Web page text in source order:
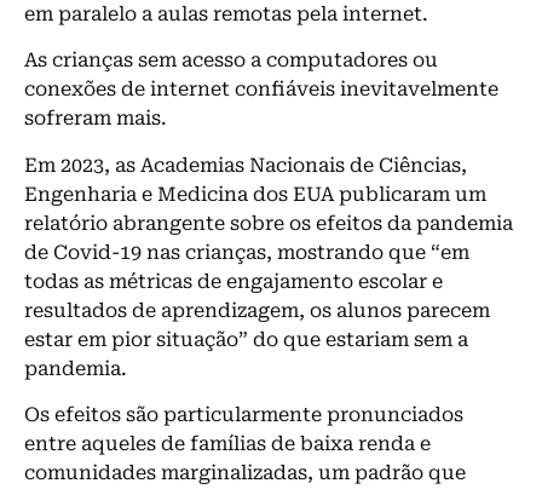
em paralelo a aulas remotas pela internet.
As crianças sem acesso a computadores ou
conexões de internet confiáveis inevitavelmente
sofreram mais.
Em 2023, as Academias Nacionais de Ciências,
Engenharia e Medicina dos EUA publicaram um
relatório abrangente sobre os efeitos da pandemia
de Covid-19 nas crianças, mostrando que “em
todas as métricas de engajamento escolar e
resultados de aprendizagem, os alunos parecem
estar em pior situação” do que estariam sem a
pandemia.
Os efeitos são particularmente pronunciados
entre aqueles de famílias de baixa renda e
comunidades marginalizadas, um padrão que